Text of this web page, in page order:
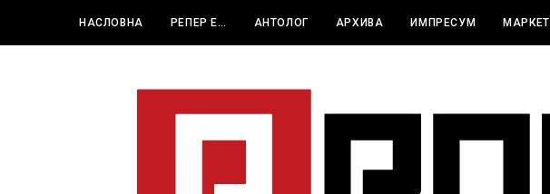
НАСЛОВНА РЕПЕР Е… АНТОЛОГ АРХИВА ИМПРЕСУМ